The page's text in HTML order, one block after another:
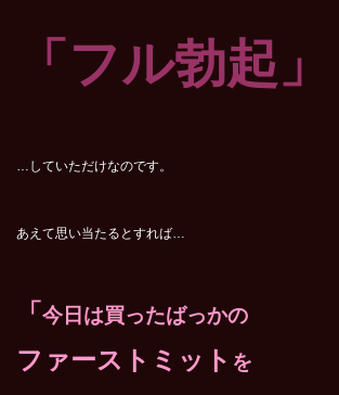
「フル勃起」
…していただけなのです。
あえて思い当たるとすれば…
「 今日は買ったばっかの
ファーストミット を